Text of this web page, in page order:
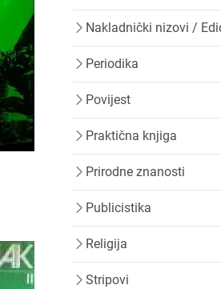
Nakladnički nizovi /
Periodika
Povijest
Praktična knjiga
Prirodne znanosti
Publicistika
Religija
Stripovi